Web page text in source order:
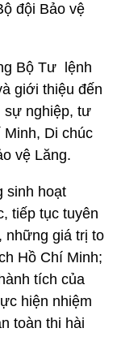
đội Bảo vệ
Bộ Tư lệnh
giới thiệu đến
sự nghiệp, tư
Di chúc
vệ Lăng.
sinh hoạt
tiếp tục tuyên
những giá trị to
Hồ Chí Minh;
tích của
hiện nhiệm
toàn thi hài